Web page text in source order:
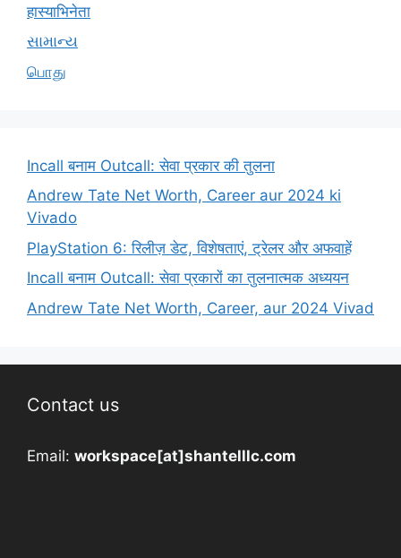
हास्याभिनेता
સામાન્ય
பொது
Incall बनाम Outcall: सेवा प्रकार की तुलना
Andrew Tate Net Worth, Career aur 2024 ki
Vivado
PlayStation 6: रिलीज़ डेट, विशेषताएं, ट्रेलर और अफवाहें
Incall बनाम Outcall: सेवा प्रकारों का तुलनात्मक अध्ययन
Andrew Tate Net Worth, Career, aur 2024 Vivad
Contact us
Email: workspace[at]shantelllc.com